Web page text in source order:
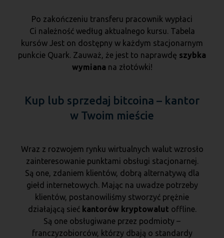
Po zakończeniu transferu pracownik wypłaci
Ci należność według aktualnego kursu. Tabela
kursów Jest on dostępny w każdym stacjonarnym
punkcie Quark. Zauważ, że jest to naprawdę szybka
wymiana na złotówki!
Kup lub sprzedaj bitcoina – kantor
w Twoim mieście
Wraz z rozwojem rynku wirtualnych walut wzrosło
zainteresowanie punktami obsługi stacjonarnej.
Są one, zdaniem klientów, dobrą alternatywą dla
giełd internetowych. Mając na uwadze potrzeby
klientów, postanowiliśmy stworzyć prężnie
działającą sieć kantorów kryptowalut offline.
Są one obsługiwane przez podmioty –
franczyzobiorców, którzy dbają o standardy